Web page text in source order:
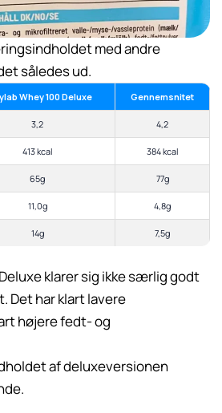
med andre
således ud.
Whey 100 Deluxe Gennemsnitet
3,2 4,2
413 kcal 384 kcal
65g 77g
11,0g 4,8g
14g 7,5g
Deluxe klarer sig ikke særlig godt
Det har klart lavere
højere fedt- og
af deluxeversionen